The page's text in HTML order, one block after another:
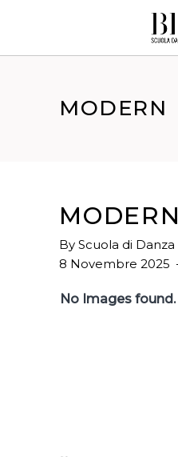
MODERN
MODERN
By Scuola di Danza
8 Novembre 2025
No Images found.